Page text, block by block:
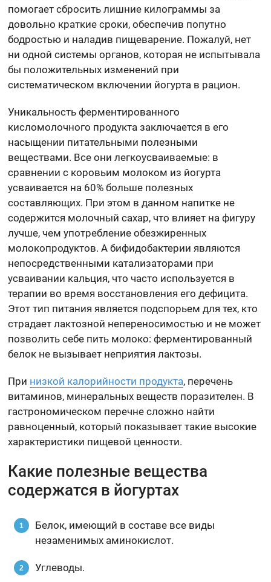
помогает сбросить лишние килограммы за
довольно краткие сроки, обеспечив попутно
бодростью и наладив пищеварение. Пожалуй, нет
ни одной системы органов, которая не испытывала
бы положительных изменений при
систематическом включении йогурта в рацион.
Уникальность ферментированного
кисломолочного продукта заключается в его
насыщении питательными полезными
веществами. Все они легкоусваиваемые: в
сравнении с коровьим молоком из йогурта
усваивается на 60% больше полезных
составляющих. При этом в данном напитке не
содержится молочный сахар, что влияет на фигуру
лучше, чем употребление обезжиренных
молокопродуктов. А бифидобактерии являются
непосредственными катализаторами при
усваивании кальция, что часто используется в
терапии во время восстановления его дефицита.
Этот тип питания является подспорьем для тех, кто
страдает лактозной непереносимостью и не может
позволить себе пить молоко: ферментированный
белок не вызывает неприятия лактозы.
При низкой калорийности продукта, перечень
витаминов, минеральных веществ поразителен. В
гастрономическом перечне сложно найти
равноценный, который показывает такие высокие
характеристики пищевой ценности.
Какие полезные вещества
содержатся в йогуртах
Белок, имеющий в составе все виды
незаменимых аминокислот.
Углеводы.